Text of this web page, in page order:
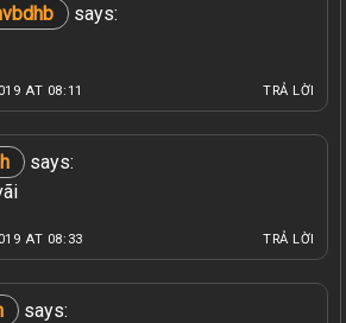
says:
AT 08:11 TRẢ LỜI
says:
AT 08:33 TRẢ LỜI
says: